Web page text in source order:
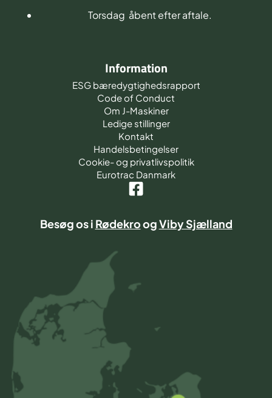
Torsdag åbent efter aftale.
Information
ESG bæredygtighedsrapport
Code of Conduct
Om J-Maskiner
Ledige stillinger
Kontakt
Handelsbetingelser
Cookie- og privatlivspolitik
Eurotrac Danmark
Besøg os i RødekroogViby Sjælland